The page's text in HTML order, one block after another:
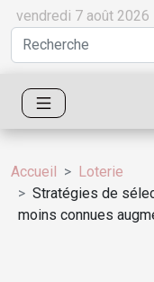
vendredi 7 août 2026
Accueil
Loterie
Stratégies de
moins connues